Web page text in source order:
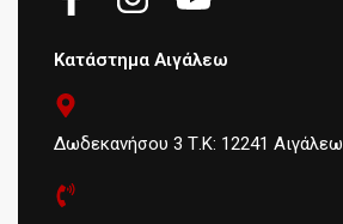
Κατάστημα Αιγάλεω
Δωδεκανήσου 3 Τ.Κ: 12241 Αιγάλεω